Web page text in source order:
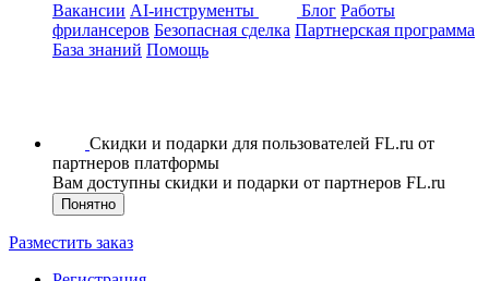
Вакансии AI-инструменты Блог Работы
фрилансеров Безопасная сделка Партнерская программа
База знаний Помощь
Скидки и подарки для пользователей FL.ru от
партнеров платформы
Вам доступны скидки и подарки от партнеров FL.ru
Понятно
Разместить заказ